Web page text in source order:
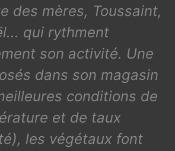
des mères, Toussaint,
qui rythment
son activité. Une
dans son magasin
conditions de
et de taux
les végétaux font